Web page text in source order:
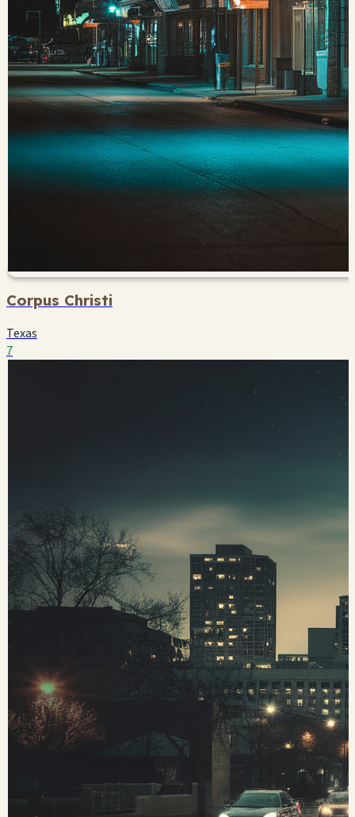
Corpus Christi
Texas
7